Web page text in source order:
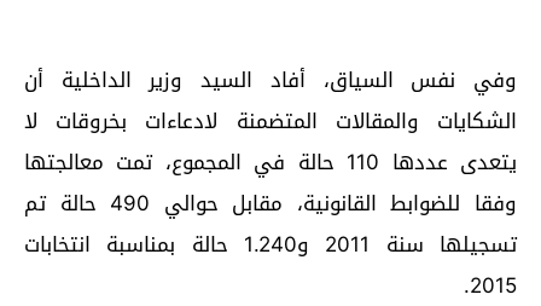
وفي نفس السياق، أفاد السيد وزير الداخلية أن
الشكايات والمقالات المتضمنة لادعاءات بخروقات لا
يتعدى عددها 110 حالة في المجموع، تمت معالجتها
وفقا للضوابط القانونية، مقابل حوالي 490 حالة تم
تسجيلها سنة 2011 و1.240 حالة بمناسبة انتخابات
2015.